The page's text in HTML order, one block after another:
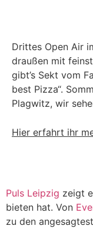
Drittes Open Air
draußen mit
gibt’s Sekt vom
best Pizza“.
Plagwitz, wir
Hier erfahrt ihr
Puls Leipzig zeigt
bieten hat. Von
zu den